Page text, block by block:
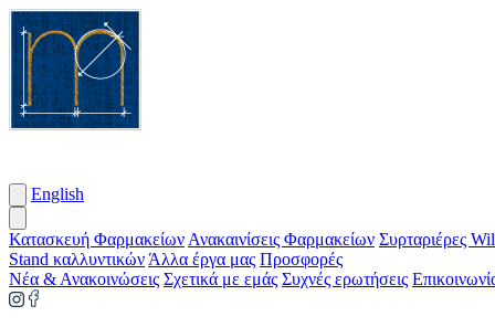
English
Κατασκευή Φαρμακείων Ανακαινίσεις Φαρμακείων Συρταριέρες
Stand καλλυντικών Άλλα έργα μας Προσφορές
Νέα & Ανακοινώσεις Σχετικά με εμάς Συχνές ερωτήσεις